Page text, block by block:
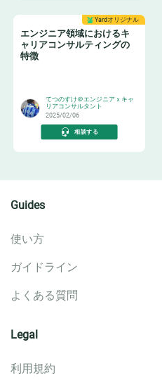
Yardオリジナル
エンジニア領域におけるキ
ャリアコンサルティングの
特徴
てつのすけ＠エンジニアｘキャ
リアコンサルタント
2025/02/06
相談する
Guides
使い方
ガイドライン
よくある質問
Legal
利用規約